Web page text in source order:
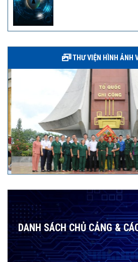
THƯ VIỆN HÌNH ẢNH
DANH SÁCH CHỦ CẢNG &